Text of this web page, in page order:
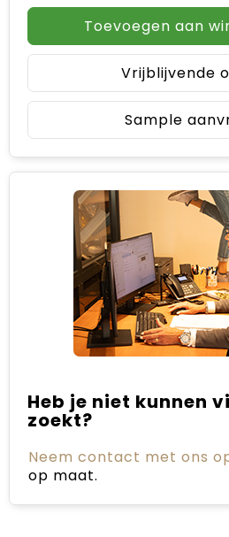
Toevoegen aan
Vrijblijvende
Sample
Heb je niet kunnen
zoekt?
Neem contact met ons
op maat.